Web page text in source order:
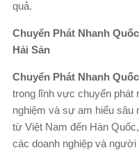
quả.
Chuyển Phát Nhanh
Hải Sản
Chuyển Phát Nhanh
trong lĩnh vực chuyển phát
nghiệm và sự am hiểu sâu
từ Việt Nam đến Hàn
các doanh nghiệp và